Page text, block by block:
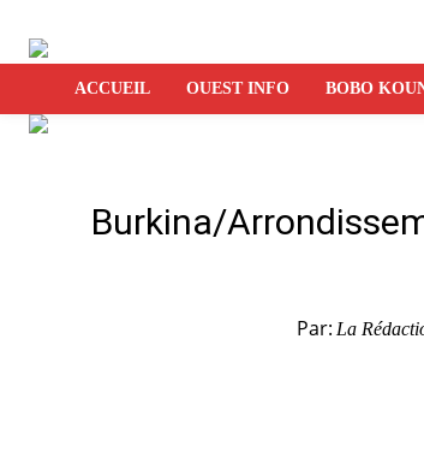
ACCUEIL OUEST INFO BOBO
Burkina/
Par: La